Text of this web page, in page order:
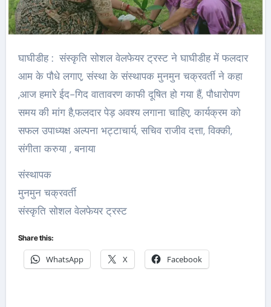
घाघीडीह : संस्कृति सोशल वेलफेयर ट्रस्ट ने घाघीडीह में फलदार
आम के पौधे लगाए, संस्था के संस्थापक मुनमुन चक्रवर्ती ने कहा
,आज हमारे ईद-गिद वातावरण काफी दूषित हो गया हैं, पौधारोपण
समय की मांग है,फलदार पेड़ अवश्य लगाना चाहिए, कार्यक्रम को
सफल उपाध्यक्ष अल्पना भट्टाचार्य, सचिव राजीव दत्ता, विक्की,
संगीता करुया , बनाया
संस्थापक
मुनमुन चक्रवर्ती
संस्कृति सोशल वेलफेयर ट्रस्ट
Share this:
WhatsApp X Facebook